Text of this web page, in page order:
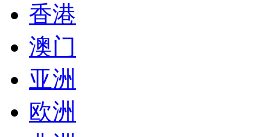
香港
澳门
亚洲
欧洲